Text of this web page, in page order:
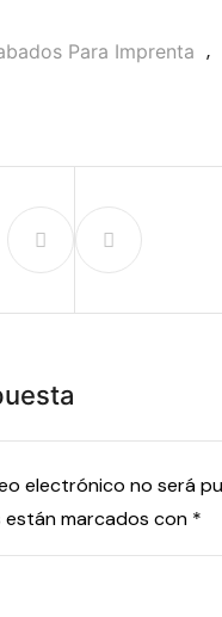
Para Imprenta ,
electrónico no será
marcados con *